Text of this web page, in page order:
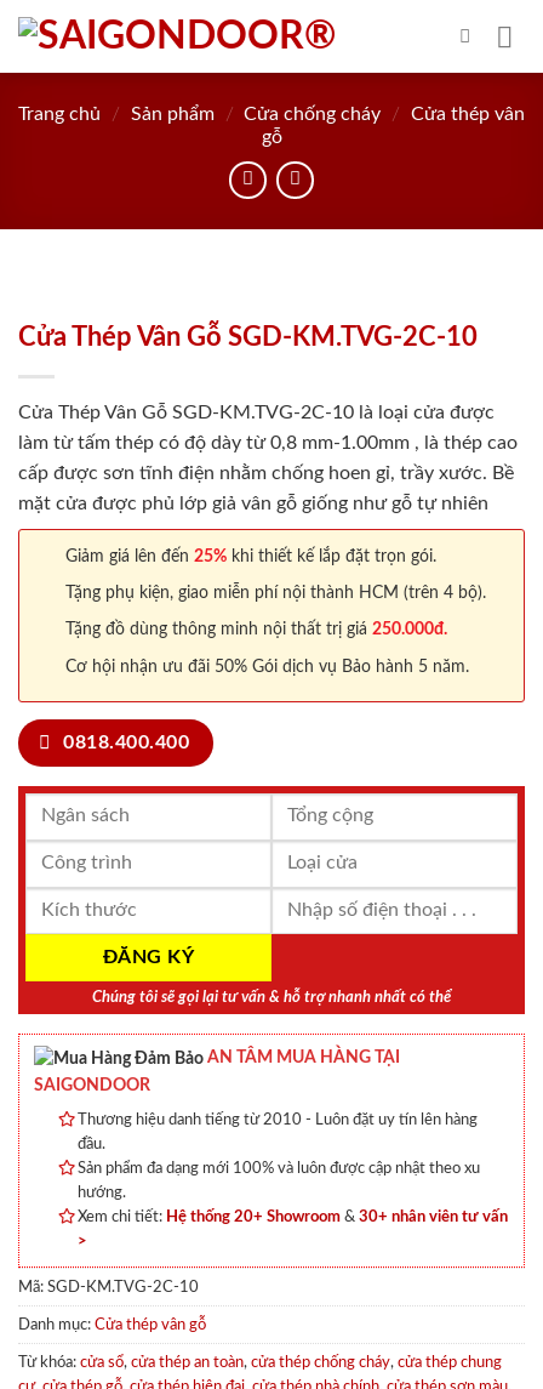
Skip
content
Trang chủ / Sản phẩm / Cửa chống cháy /
Cửa thép vân
gỗ
Cửa Thép Vân Gỗ SGD-KM.TVG-2C-10
Cửa Thép Vân Gỗ SGD-KM.TVG-2C-10 là loại cửa được
làm từ tấm thép có độ dày từ 0,8 mm-1.00mm , là thép cao
cấp được sơn tĩnh điện nhằm chống hoen gỉ, trầy xước. Bề
mặt cửa được phủ lớp giả vân gỗ giống như gỗ tự nhiên
Giảm giá lên đến 25% khi thiết kế lắp đặt trọn gói.
Tặng phụ kiện, giao miễn phí nội thành HCM (trên 4 bộ).
Tặng đồ dùng thông minh nội thất trị giá 250.000đ.
Cơ hội nhận ưu đãi 50% Gói dịch vụ Bảo hành 5 năm.
0818.400.400
Chúng tôi sẽ gọi lại tư vấn & hỗ trợ nhanh nhất có thể
AN TÂM MUA HÀNG TẠI
SAIGONDOOR
Thương hiệu danh tiếng từ 2010 - Luôn đặt uy tín lên hàng
đầu.
Sản phẩm đa dạng mới 100% và luôn được cập nhật theo xu
hướng.
Xem chi tiết: Hệ thống 20+ Showroom & 30+ nhân viên tư vấn
>
Mã: SGD-KM.TVG-2C-10
Danh mục: Cửa thép vân gỗ
Từ khóa: cửa sổ, cửa thép an toàn, cửa thép chống cháy, cửa thép chung